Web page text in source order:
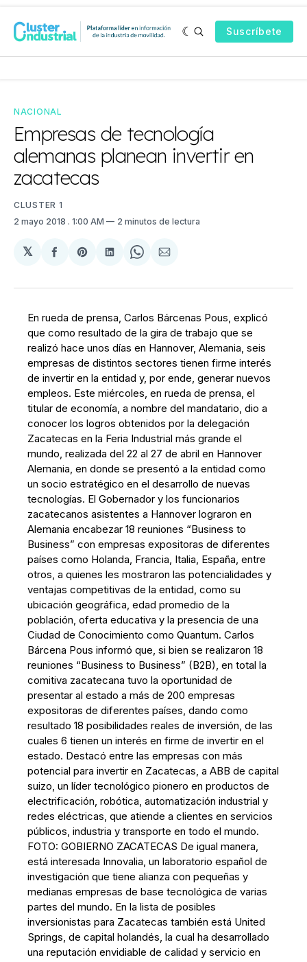
Suscríbete
NACIONAL
Empresas de tecnología
alemanas planean invertir en
zacatecas
CLUSTER 1
2 mayo 2018 . 1:00 AM 2 minutos de lectura
𝕏
Compartir
Facebook
Share
Pinterest
Compartir
LinkedIn
Share
WhatsApp
Compartir
Email
En rueda de prensa, Carlos Bárcenas Pous, explicó
que como resultado de la gira de trabajo que se
realizó hace unos días en Hannover, Alemania, seis
empresas de distintos sectores tienen firme interés
de invertir en la entidad y, por ende, generar nuevos
empleos. Este miércoles, en rueda de prensa, el
titular de economía, a nombre del mandatario, dio a
conocer los logros obtenidos por la delegación
Zacatecas en la Feria Industrial más grande el
mundo, realizada del 22 al 27 de abril en Hannover
Alemania, en donde se presentó a la entidad como
un socio estratégico en el desarrollo de nuevas
tecnologías. El Gobernador y los funcionarios
zacatecanos asistentes a Hannover lograron en
Alemania encabezar 18 reuniones “Business to
Business” con empresas expositoras de diferentes
países como Holanda, Francia, Italia, España, entre
otros, a quienes les mostraron las potencialidades y
ventajas competitivas de la entidad, como su
ubicación geográfica, edad promedio de la
población, oferta educativa y la presencia de una
Ciudad de Conocimiento como Quantum. Carlos
Bárcena Pous informó que, si bien se realizaron 18
reuniones “Business to Business” (B2B), en total la
comitiva zacatecana tuvo la oportunidad de
presentar al estado a más de 200 empresas
expositoras de diferentes países, dando como
resultado 18 posibilidades reales de inversión, de las
cuales 6 tienen un interés en firme de invertir en el
estado. Destacó entre las empresas con más
potencial para invertir en Zacatecas, a ABB de capital
suizo, un líder tecnológico pionero en productos de
electrificación, robótica, automatización industrial y
redes eléctricas, que atiende a clientes en servicios
públicos, industria y transporte en todo el mundo.
FOTO: GOBIERNO ZACATECAS De igual manera,
está interesada Innovalia, un laboratorio español de
investigación que tiene alianza con pequeñas y
medianas empresas de base tecnológica de varias
partes del mundo. En la lista de posibles
inversionistas para Zacatecas también está United
Springs, de capital holandés, la cual ha desarrollado
una reputación envidiable de calidad y servicio en